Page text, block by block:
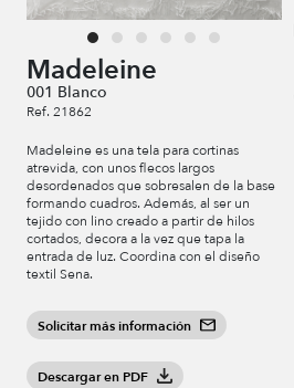
Madeleine
001 Blanco
Ref. 21862
Madeleine es una tela para cortinas
atrevida, con unos flecos largos
desordenados que sobresalen de la base
formando cuadros. Además, al ser un
tejido con lino creado a partir de hilos
cortados, decora a la vez que tapa la
entrada de luz. Coordina con el diseño
textil Sena.
Solicitar más información
Descargar en PDF